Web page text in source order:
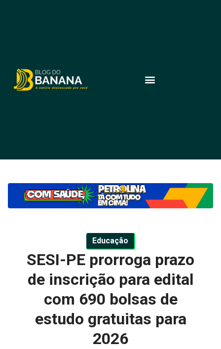
Educação
SESI-PE prorroga prazo
de inscrição para edital
com 690 bolsas de
estudo gratuitas para
2026